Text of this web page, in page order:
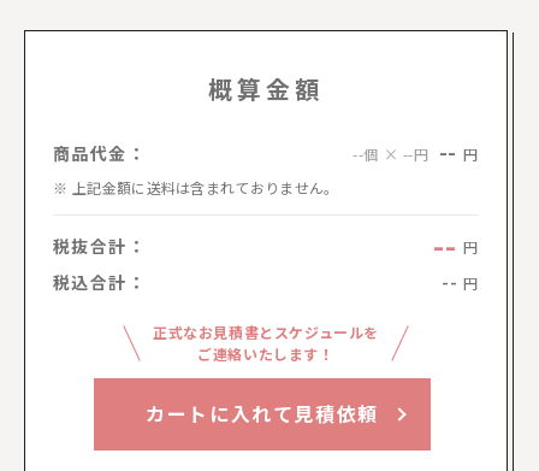
概算金額
商品代金： --個 × --円 -- 円
上記金額に送料は含まれておりません。
税抜合計： -- 円
税込合計： -- 円
正式なお見積書とスケジュールを
ご連絡いたします！
カートに入れて見積依頼